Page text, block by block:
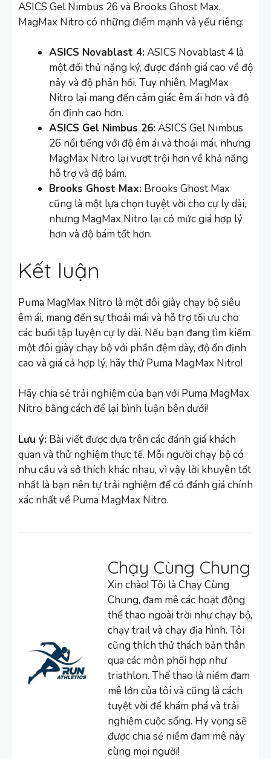
ASICS Gel Nimbus 26 và Brooks Ghost Max,
MagMax Nitro có những điểm mạnh và yếu riêng:
ASICS Novablast 4:ASICS Novablast 4 là
một đối thủ nặng ký, được đánh giá cao về độ
nảy và độ phản hồi. Tuy nhiên, MagMax
Nitro lại mang đến cảm giác êm ái hơn và độ
ổn định cao hơn.
ASICS Gel Nimbus 26:ASICS Gel Nimbus
26 nổi tiếng với độ êm ái và thoải mái, nhưng
MagMax Nitro lại vượt trội hơn về khả năng
hỗ trợ và độ bám.
Brooks Ghost Max: Brooks Ghost Max
cũng là một lựa chọn tuyệt vời cho cự ly dài,
nhưng MagMax Nitro lại có mức giá hợp lý
hơn và độ bám tốt hơn.
Kết luận
Puma MagMax Nitro là một đôi giày chạy bộ siêu
êm ái, mang đến sự thoải mái và hỗ trợ tối ưu cho
các buổi tập luyện cự ly dài. Nếu bạn đang tìm kiếm
một đôi giày chạy bộ với phần đệm dày, độ ổn định
cao và giá cả hợp lý, hãy thử Puma MagMax Nitro!
Hãy chia sẻ trải nghiệm của bạn với Puma MagMax
Nitro bằng cách để lại bình luận bên dưới!
Lưu ý: Bài viết được dựa trên các đánh giá khách
quan và thử nghiệm thực tế. Mỗi người chạy bộ có
nhu cầu và sở thích khác nhau, vì vậy lời khuyên tốt
nhất là bạn nên tự trải nghiệm để có đánh giá chính
xác nhất về Puma MagMax Nitro.
Chạy Cùng Chung
Xin chào! Tôi là Chạy Cùng
Chung, đam mê các hoạt động
thể thao ngoài trời như chạy bộ,
chạy trail và chạy địa hình. Tôi
cũng thích thử thách bản thân
qua các môn phối hợp như
triathlon. Thể thao là niềm đam
mê lớn của tôi và cũng là cách
tuyệt vời để khám phá và trải
nghiệm cuộc sống. Hy vọng sẽ
được chia sẻ niềm đam mê này
cùng mọi người!